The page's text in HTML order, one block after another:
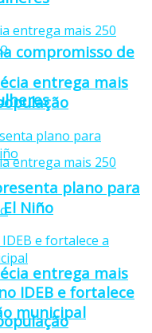
compromisso de
entrega mais
entrega mais
plano para
Niño
IDEB e fortalece
municipal